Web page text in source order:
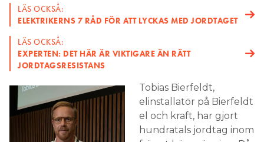
LÄS OCKSÅ:
ELEKTRIKERNS 7 RÅD FÖR ATT LYCKAS MED JORDTAGET
LÄS OCKSÅ:
EXPERTEN: DET HÄR ÄR VIKTIGARE ÄN RÄTT
JORDTAGSRESISTANS
Tobias Bierfeldt,
elinstallatör på Bierfeldt
el och kraft, har gjort
hundratals jordtag inom